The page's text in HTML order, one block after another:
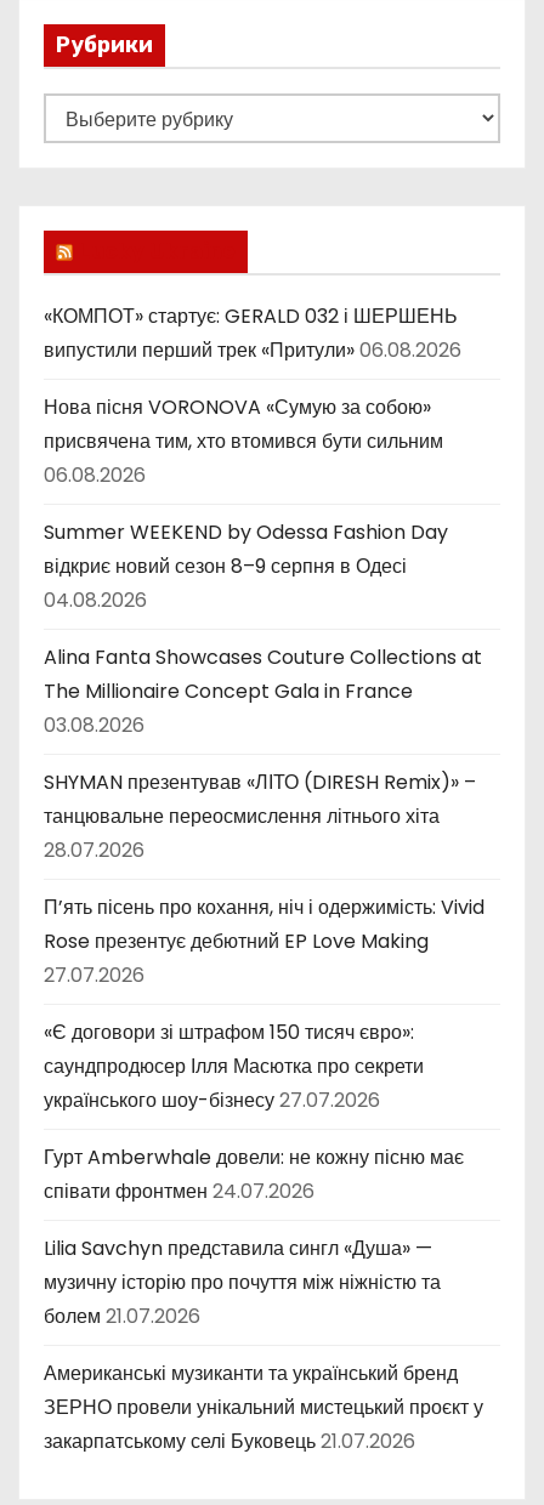
Рубрики
у
к
и
«КОМПОТ» стартує: GERALD 032 і ШЕРШЕНЬ
випустили перший трек «Притули»06.08.2026
Нова пісня VORONOVA «Сумую за собою»
присвячена тим, хто втомився бути сильним
06.08.2026
Summer WEEKEND by Odessa Fashion Day
відкриє новий сезон 8–9 серпня в Одесі
04.08.2026
Alina Fanta Showcases Couture Collections at
The Millionaire Concept Gala in France
03.08.2026
SHYMAN презентував «ЛІТО (DIRESH Remix)» –
танцювальне переосмислення літнього хіта
28.07.2026
П’ять пісень про кохання, ніч і одержимість: Vivid
Rose презентує дебютний EP Love Making
27.07.2026
«Є договори зі штрафом 150 тисяч євро»:
саундпродюсер Ілля Масютка про секрети
українського шоу-бізнесу27.07.2026
Гурт Amberwhale довели: не кожну пісню має
співати фронтмен 24.07.2026
Lilia Savchyn представила сингл «Душа» —
музичну історію про почуття між ніжністю та
болем 21.07.2026
Американські музиканти та український бренд
ЗЕРНО провели унікальний мистецький проєкт у
закарпатському селі Буковець21.07.2026